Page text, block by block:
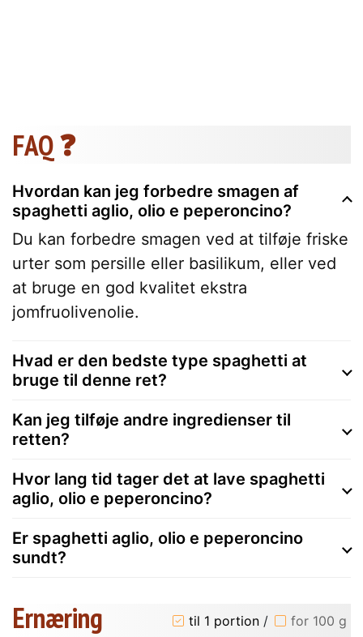
FAQ ❓
Hvordan kan jeg forbedre smagen af
spaghetti aglio, olio e peperoncino?
Du kan forbedre smagen ved at tilføje friske
urter som persille eller basilikum, eller ved
at bruge en god kvalitet ekstra
jomfruolivenolie.
Hvad er den bedste type spaghetti at
bruge til denne ret?
Kan jeg tilføje andre ingredienser til
retten?
Hvor lang tid tager det at lave spaghetti
aglio, olio e peperoncino?
Er spaghetti aglio, olio e peperoncino
sundt?
Ernæring til 1 portion / for 100 g